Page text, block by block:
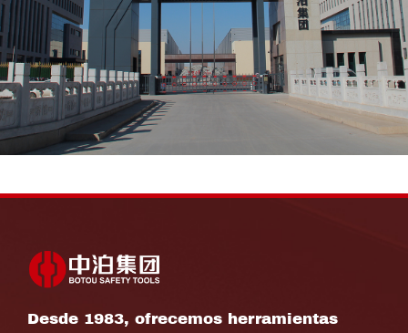
Desde 1983, ofrecemos herramientas